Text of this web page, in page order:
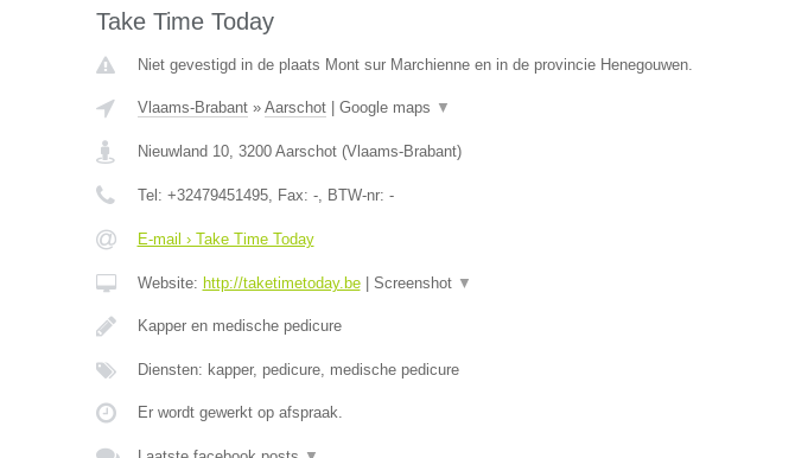
Take Time Today
Niet gevestigd in de plaats Mont sur Marchienne en in de provincie Henegouwen.
Vlaams-Brabant» Aarschot| Google maps ▼
Nieuwland 10, 3200 Aarschot(Vlaams-Brabant)
Tel: +32479451495, Fax: -, BTW-nr: -
E-mail › Take Time Today
Website: http://taketimetoday.be| Screenshot ▼
Kapper en medische pedicure
Diensten: kapper, pedicure, medische pedicure
Er wordt gewerkt op afspraak.